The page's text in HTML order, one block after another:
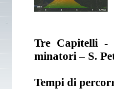
Tre Capitelli -
minatori – S.
Tempi di